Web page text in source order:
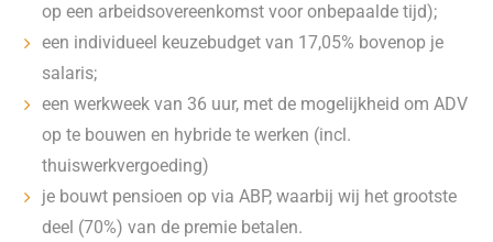
op een arbeidsovereenkomst voor onbepaalde tijd);
een individueel keuzebudget van 17,05% bovenop je
salaris;
een werkweek van 36 uur, met de mogelijkheid om ADV
op te bouwen en hybride te werken (incl.
thuiswerkvergoeding)
je bouwt pensioen op via ABP, waarbij wij het grootste
deel (70%) van de premie betalen.